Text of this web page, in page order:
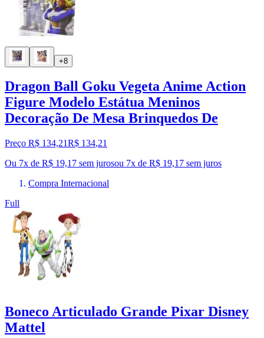
+8
Dragon Ball Goku Vegeta Anime Action
Figure Modelo Estátua Meninos
Decoração De Mesa Brinquedos De
Preço R$ 134,21R$ 134,21
Ou 7x de R$ 19,17 sem jurosou 7x de R$ 19,17 sem juros
Compra Internacional
Full
Boneco Articulado Grande Pixar Disney
Mattel